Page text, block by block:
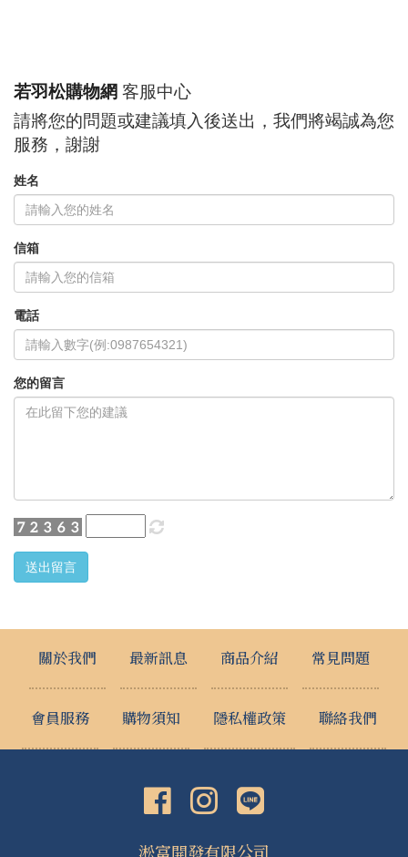
若羽松購物網 客服中心
請將您的問題或建議填入後送出，我們將竭誠為您
服務，謝謝
姓名
信箱
電話
您的留言
送出留言
關於我們 最新訊息 商品介紹 常見問題
會員服務 購物須知 隱私權政策 聯絡我們
淞富開發有限公司